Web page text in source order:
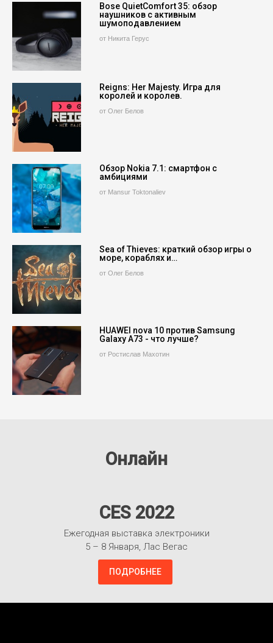
Bose QuietComfort 35: обзор
наушников с активным
шумоподавлением
от Никита Герус
Reigns: Her Majesty. Игра для
королей и королев.
от Олег Белов
Обзор Nokia 7.1: смартфон с
амбициями
от Mansur Toktonaliev
Sea of Thieves: краткий обзор игры о
море, кораблях и…
от Олег Белов
HUAWEI nova 10 против Samsung
Galaxy A73 - что лучше?
от Ростислав Махотин
Онлайн
CES 2022
Ежегодная выставка электроники
5 – 8 Января, Лас Вегас
ПОДРОБНЕЕ